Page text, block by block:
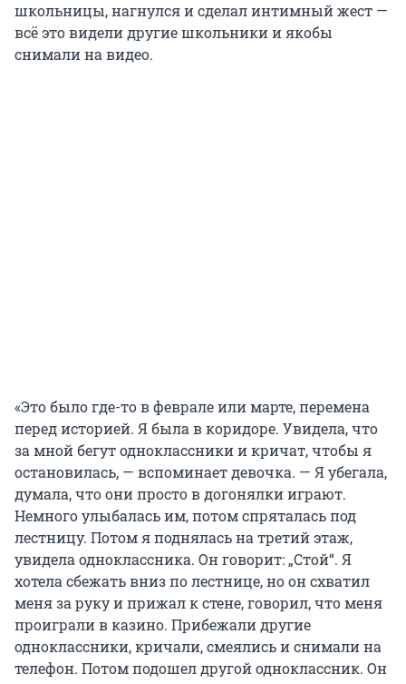
школьницы, нагнулся и сделал интимный жест —
всё это видели другие школьники и якобы
снимали на видео.
«Это было где-то в феврале или марте, перемена
перед историей. Я была в коридоре. Увидела, что
за мной бегут одноклассники и кричат, чтобы я
остановилась, — вспоминает девочка. — Я убегала,
думала, что они просто в догонялки играют.
Немного улыбалась им, потом спряталась под
лестницу. Потом я поднялась на третий этаж,
увидела одноклассника. Он говорит: „Стой“. Я
хотела сбежать вниз по лестнице, но он схватил
меня за руку и прижал к стене, говорил, что меня
проиграли в казино. Прибежали другие
одноклассники, кричали, смеялись и снимали на
телефон. Потом подошел другой одноклассник. Он